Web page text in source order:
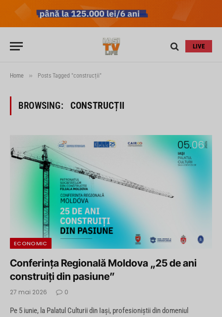
LIVE
Home » Posts Tagged "construcții"
BROWSING: CONSTRUCȚII
ECONOMIC
Conferința Regională Moldova „25 de ani
construiți din pasiune”
27 mai 2026 0
Pe 5 iunie, la Palatul Culturii din Iași, profesioniștii din domeniul